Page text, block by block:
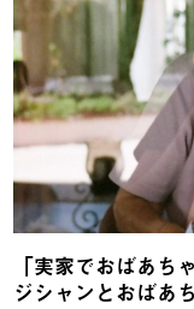
「実家でおばあち
ジシャンとおばあ